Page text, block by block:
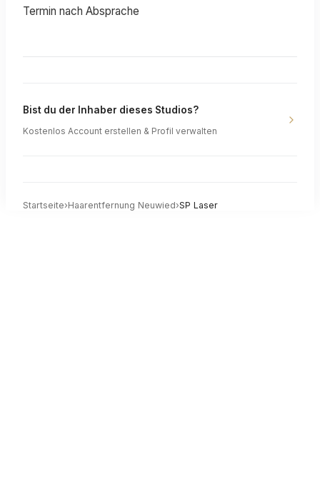
Termin nach Absprache
Bist du der Inhaber dieses Studios?
Kostenlos Account erstellen & Profil verwalten
Startseite›Haarentfernung Neuwied›SP Laser